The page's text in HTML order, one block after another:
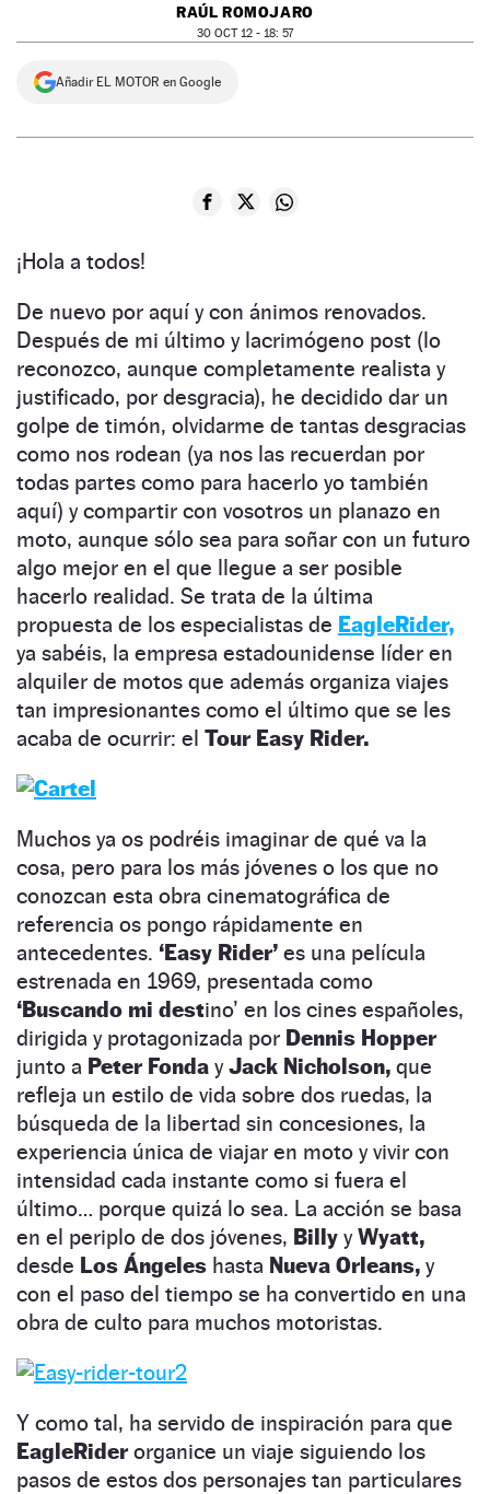
SÍGUENOS
RAÚL ROMOJARO
30 OCT 12 - 18: 57
Añadir EL MOTOR en Google
¡Hola a todos!
De nuevo por aquí y con ánimos renovados.
Después de mi último y lacrimógeno post (lo
reconozco, aunque completamente realista y
justificado, por desgracia), he decidido dar un
golpe de timón, olvidarme de tantas desgracias
como nos rodean (ya nos las recuerdan por
todas partes como para hacerlo yo también
aquí) y compartir con vosotros un planazo en
moto, aunque sólo sea para soñar con un futuro
algo mejor en el que llegue a ser posible
hacerlo realidad. Se trata de la última
propuesta de los especialistas de EagleRider,
ya sabéis, la empresa estadounidense líder en
alquiler de motos que además organiza viajes
tan impresionantes como el último que se les
acaba de ocurrir: el Tour Easy Rider.
Muchos ya os podréis imaginar de qué va la
cosa, pero para los más jóvenes o los que no
conozcan esta obra cinematográfica de
referencia os pongo rápidamente en
antecedentes. ‘Easy Rider’ es una película
estrenada en 1969, presentada como
‘Buscando mi destino’ en los cines españoles,
dirigida y protagonizada por Dennis Hopper
junto a Peter Fonda yJack Nicholson, que
refleja un estilo de vida sobre dos ruedas, la
búsqueda de la libertad sin concesiones, la
experiencia única de viajar en moto y vivir con
intensidad cada instante como si fuera el
último… porque quizá lo sea. La acción se basa
en el periplo de dos jóvenes, Billy yWyatt,
desde Los Ángeles hasta Nueva Orleans, y
con el paso del tiempo se ha convertido en una
obra de culto para muchos motoristas.
Y como tal, ha servido de inspiración para que
EagleRiderorganice un viaje siguiendo los
pasos de estos dos personajes tan particulares